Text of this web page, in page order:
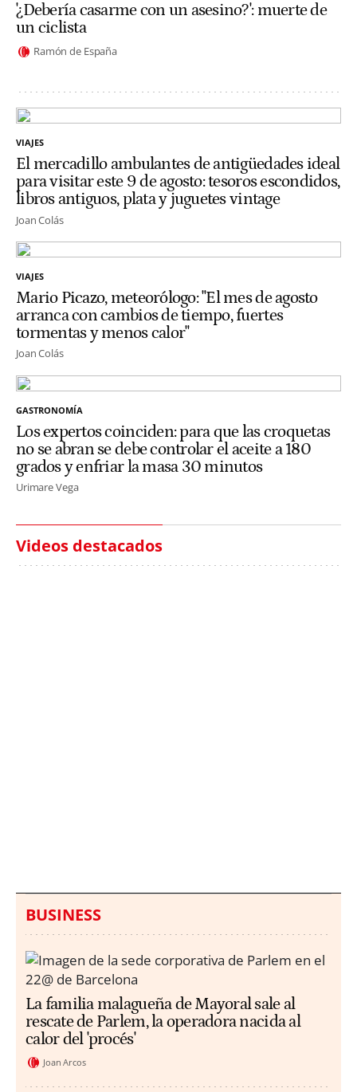
'¿Debería casarme con un asesino?': muerte de
un ciclista
Ramón de España
VIAJES
El mercadillo ambulantes de antigüedades ideal
para visitar este 9 de agosto: tesoros escondidos,
libros antiguos, plata y juguetes vintage
Joan Colás
VIAJES
Mario Picazo, meteorólogo: "El mes de agosto
arranca con cambios de tiempo, fuertes
tormentas y menos calor"
Joan Colás
GASTRONOMÍA
Los expertos coinciden: para que las croquetas
no se abran se debe controlar el aceite a 180
grados y enfriar la masa 30 minutos
Urimare Vega
Videos destacados
BUSINESS
La familia malagueña de Mayoral sale al
rescate de Parlem, la operadora nacida al
calor del 'procés'
Joan Arcos